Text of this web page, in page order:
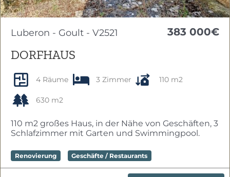
Luberon - Goult - V2521 383 000€
DORFHAUS
4 Räume 3 Zimmer 110 m2
630 m2
110 m2 großes Haus, in der Nähe von Geschäften, 3
Schlafzimmer mit Garten und Swimmingpool.
Renovierung Geschäfte / Restaurants